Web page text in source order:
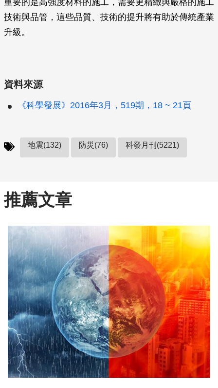
重要的是高強度材料的施工，需要更精緻與嚴格的施工
技術與品管，這些品質、技術的提升將有助於傳統產業
升級。
資料來源
《科學發展》2016年3月，519期，18 ~ 21頁
地震(132) 防災(76) 科發月刊(5221)
推薦文章